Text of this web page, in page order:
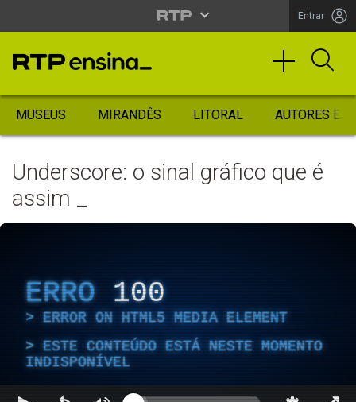
Entrar
MUSEUS MIRANDÊS LITORAL AUTORES
Underscore: o sinal gráfico que é
assim _
ERRO 100
ERROR ON HTML5 MEDIA ELEMENT
ESTE CONTEÚDO ESTÁ NESTE MOMENTO
INDISPONÍVEL